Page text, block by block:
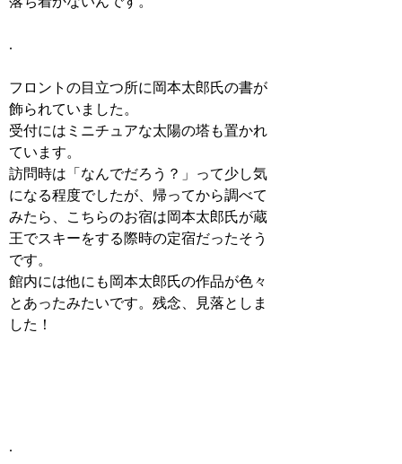
.
フロントの目立つ所に岡本太郎氏の書が
飾られていました。
受付にはミニチュアな太陽の塔も置かれ
ています。
訪問時は「なんでだろう？」って少し気
になる程度でしたが、帰ってから調べて
みたら、こちらのお宿は岡本太郎氏が蔵
王でスキーをする際時の定宿だったそう
です。
館内には他にも岡本太郎氏の作品が色々
とあったみたいです。残念、見落としま
した！
.